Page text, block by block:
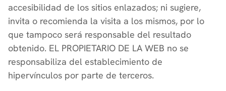
accesibilidad de los sitios enlazados; ni sugiere,
invita o recomienda la visita a los mismos, por lo
que tampoco será responsable del resultado
obtenido. EL PROPIETARIO DE LA WEB no se
responsabiliza del establecimiento de
hipervínculos por parte de terceros.